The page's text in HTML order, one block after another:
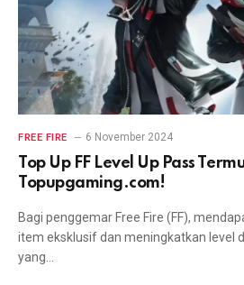
FREE FIRE 6 November 2024
Top Up FF Level Up Pass
Topupgaming.com!
Bagi penggemar Free Fire (FF),
item eksklusif dan meningkatkan level
yang…